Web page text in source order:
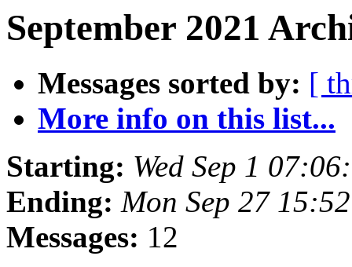
September 2021
Messages sorted by: [
More info on this list...
Starting: Wed Sep 1
Ending: Mon Sep 27
Messages: 12